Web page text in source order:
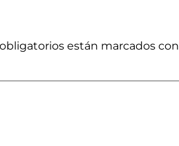
están marcados con